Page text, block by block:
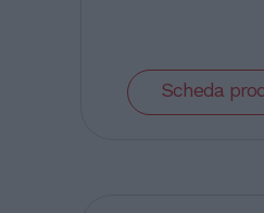
Scheda